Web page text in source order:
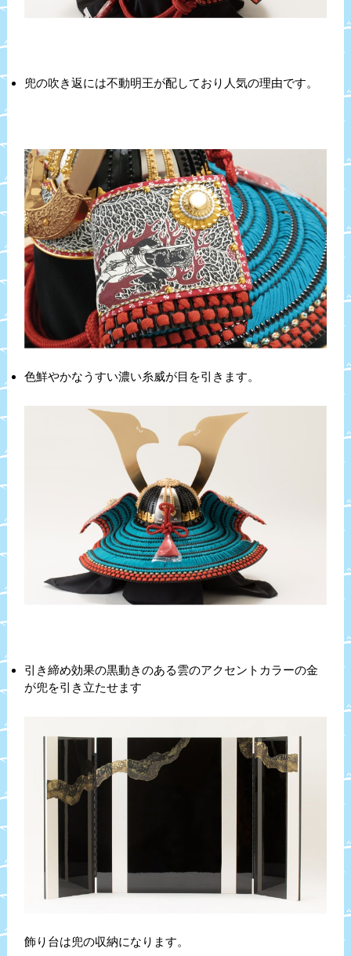
兜の吹き返には不動明王が配しており人気の理由です。
色鮮やかなうすい濃い糸威が目を引きます。
引き締め効果の黒動きのある雲のアクセントカラーの金
が兜を引き立たせます
飾り台は兜の収納になります。